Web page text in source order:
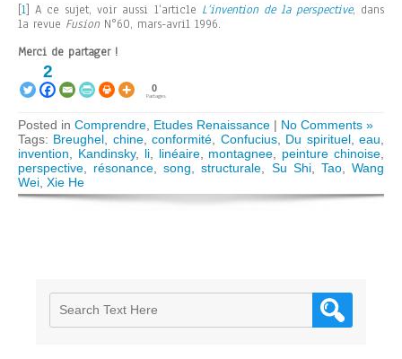
[1]A ce sujet, voir aussi l’article L’invention de la perspective, dans
la revue FusionN°60, mars-avril 1996.
Merci de partager !
2
0
Partages
Posted in Comprendre Etudes Renaissance | No Comments »
Tags: Breughel chine,conformité Confucius, Du spirituel,eau
invention
Kandinsky, li, linéaire, montagnee peinture chinoise
perspective
résonance ,song ,structurale Su Shi, Tao,Wang
Wei Xie He